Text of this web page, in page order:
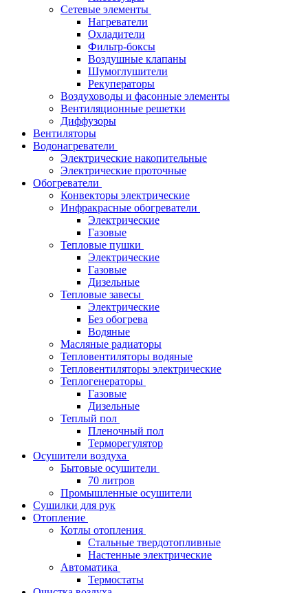
Сетевые элементы
Нагреватели
Охладители
Фильтр-боксы
Воздушные клапаны
Шумоглушители
Рекуператоры
Воздуховоды и фасонные элементы
Вентиляционные решетки
Диффузоры
Вентиляторы
Водонагреватели
Электрические накопительные
Электрические проточные
Обогреватели
Конвекторы электрические
Инфракрасные обогреватели
Электрические
Газовые
Тепловые пушки
Электрические
Газовые
Дизельные
Тепловые завесы
Электрические
Без обогрева
Водяные
Масляные радиаторы
Тепловентиляторы водяные
Тепловентиляторы электрические
Теплогенераторы
Газовые
Дизельные
Теплый пол
Пленочный пол
Терморегулятор
Осушители воздуха
Бытовые осушители
70 литров
Промышленные осушители
Сушилки для рук
Отопление
Котлы отопления
Стальные твердотопливные
Настенные электрические
Автоматика
Термостаты